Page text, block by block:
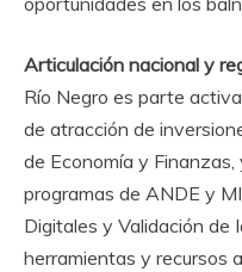
Articulación nacional y
Río Negro es parte
de atracción de
de Economía y
programas de ANDE y
Digitales y Validación de
herramientas y recursos